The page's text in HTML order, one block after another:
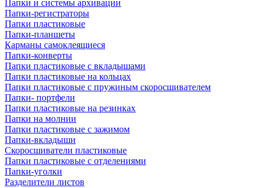
Папки и системы архивации
Папки-регистраторы
Папки пластиковые
Папки-планшеты
Карманы самоклеящиеся
Папки-конверты
Папки пластиковые с вкладышами
Папки пластиковые на кольцах
Папки пластиковые с пружиным скоросшивателем
Папки- портфели
Папки пластиковые на резинках
Папки на молнии
Папки пластиковые с зажимом
Папки-вкладыши
Скоросшиватели пластиковые
Папки пластиковые с отделениями
Папки-уголки
Разделители листов